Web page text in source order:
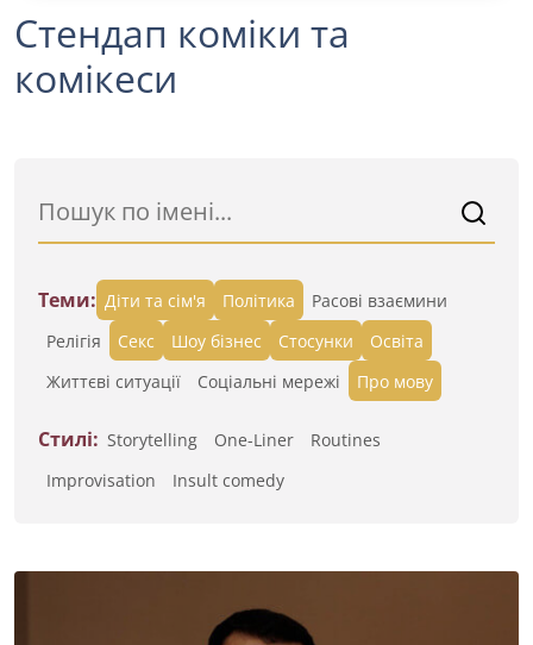
Стендап коміки та
комікеси
Теми: Діти та сім'я Політика
Расові взаємини
Релігія
Секс Шоу бізнес Стосунки
Освіта
Життєві ситуації
Cоціальні мережі Про мову
Стилі: Storytelling One-Liner
Routines
Improvisation
Insult comedy